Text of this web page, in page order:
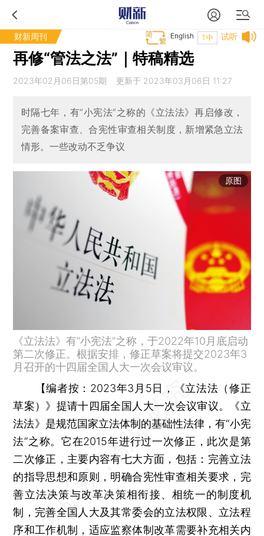
财新周刊 试听
T中
English
再修“管法之法”｜特稿精选
2023年02月06日第05期 更新于 2023年03月06日 11:27
时隔七年，有“小宪法”之称的《立法法》再启修改，
完善备案审查、合宪性审查相关制度，新增紧急立法
情形。一些改动不乏争议
原图
《立法法》有“小宪法”之称，于2022年10月底启动
第二次修正。根据安排，修正草案将提交2023年3
月召开的十四届全国人大一次会议审议。
【编者按： 2023年3月5日，《立法法（修正
草案）》提请十四届全国人大一次会议审议。《立
法法》是规范国家立法体制的基础性法律，有“小宪
法”之称。它在2015年进行过一次修正，此次是第
二次修正，主要内容有七大方面，包括：完善立法
的指导思想和原则，明确合宪性审查相关要求，完
善立法决策与改革决策相衔接、相统一的制度机
制，完善全国人大及其常委会的立法权限、立法程
序和工作机制，适应监察体制改革需要补充相关内